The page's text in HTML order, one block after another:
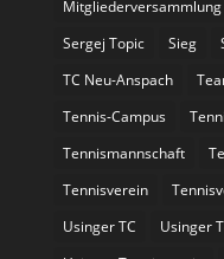
Mitgliederversammlung
Sergej Topic
Sieg
TC Neu-Anspach
Tennis-Campus
Tennismannschaft
Tennisverein
Usinger TC
Usinger